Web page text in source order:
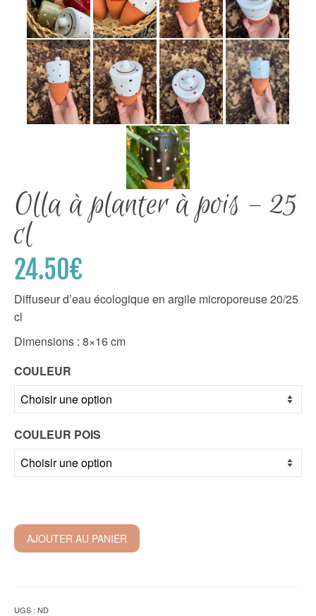
Olla à planter à pois – 25
cl
24.50€
Diffuseur d’eau écologique en argile microporeuse 20/25
cl
Dimensions : 8×16 cm
COULEUR
COULEUR POIS
AJOUTER AU PANIER
UGS : ND